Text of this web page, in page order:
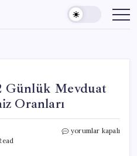
Günlük Mevduat
Oranları
1yorumlar kapalı